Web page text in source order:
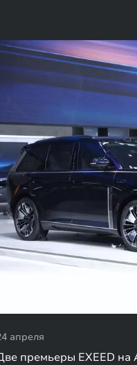
апреля
премьеры EXEED на